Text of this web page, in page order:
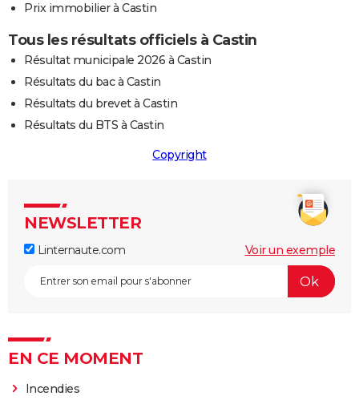
Prix immobilier à Castin
Tous les résultats officiels à Castin
Résultat municipale 2026 à Castin
Résultats du bac à Castin
Résultats du brevet à Castin
Résultats du BTS à Castin
Copyright
NEWSLETTER
Linternaute.com Voir un exemple
EN CE MOMENT
Incendies